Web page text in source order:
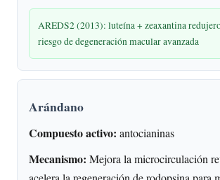
AREDS2 (2013): luteína + zeaxantina
riesgo de degeneración macular avanzada
Arándano
Compuesto activo: antocianinas
Mecanismo: Mejora la microcirculación